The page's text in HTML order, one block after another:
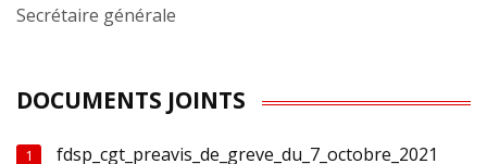
Secrétaire générale
DOCUMENTS JOINTS
1 fdsp_cgt_preavis_de_greve_du_7_octobre_2021